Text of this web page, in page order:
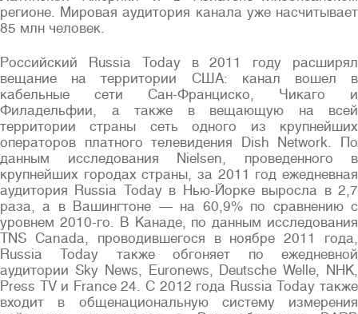
регионе. Мировая аудитория канала уже насчитывает
85 млн человек.
Российский Russia Today в 2011 году расширял
вещание на территории США: канал вошел в
кабельные сети Сан-Франциско, Чикаго и
Филадельфии, а также в вещающую на всей
территории страны сеть одного из крупнейших
операторов платного телевидения Dish Network. По
данным исследования Nielsen, проведенного в
крупнейших городах страны, за 2011 год ежедневная
аудитория Russia Today в Нью-Йорке выросла в 2,7
раза, а в Вашингтоне — на 60,9% по сравнению с
уровнем 2010-го. В Канаде, по данным исследования
TNS Canada, проводившегося в ноябре 2011 года,
Russia Today также обгоняет по ежедневной
аудитории Sky News, Euronews, Deutsche Welle, NHK,
Press TV и France 24. С 2012 года Russia Today также
входит в общенациональную систему измерения